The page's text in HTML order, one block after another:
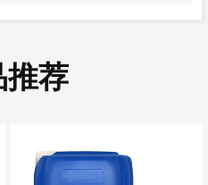
推荐